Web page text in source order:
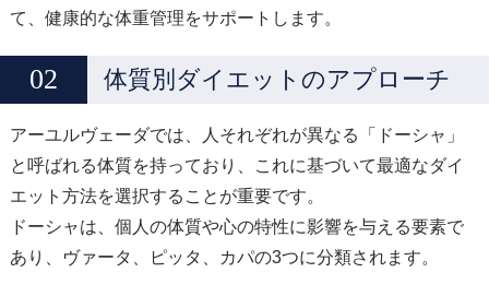
て、健康的な体重管理をサポートします。
体質別ダイエットのアプローチ
アーユルヴェーダでは、人それぞれが異なる「ドーシャ」
と呼ばれる体質を持っており、これに基づいて最適なダイ
エット方法を選択することが重要です。
ドーシャは、個人の体質や心の特性に影響を与える要素で
あり、ヴァータ、ピッタ、カパの3つに分類されます。